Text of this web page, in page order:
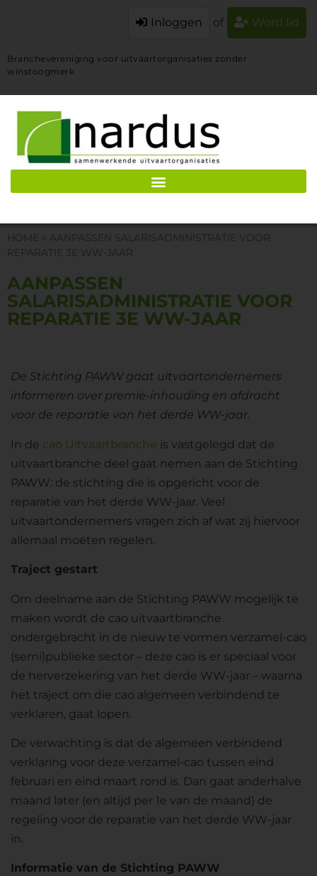
Branchevereniging voor uitvaartorganisaties zonder
winstoogmerk
Inloggen of Word lid
HOME
AANPASSEN SALARISADMINISTRATIE VOOR
REPARATIE 3E WW-JAAR
AANPASSEN
SALARISADMINISTRATIE VOOR
REPARATIE 3E WW-JAAR
De Stichting PAWW gaat uitvaartondernemers
informeren over premie-inhouding en afdracht
voor de reparatie van het derde WW-jaar.
In de cao Uitvaartbranche is vastgelegd dat de
uitvaartbranche deel gaat nemen aan de Stichting
PAWW: de stichting die is opgericht voor de
reparatie van het derde WW-jaar. Veel
uitvaartondernemers vragen zich af wat zij hiervoor
allemaal moeten regelen.
Traject gestart
Om deelname aan de Stichting PAWW mogelijk te
maken wordt de cao uitvaartbranche
ondergebracht in de nieuw te vormen verzamel-cao
(semi)publieke sector – deze cao is er speciaal voor
de herverzekering van het derde WW-jaar – waarna
het traject om die cao algemeen verbindend te
verklaren, gaat lopen.
De verwachting is dat de algemeen verbindend
verklaring voor deze verzamel-cao tussen eind
februari en eind maart rond is. Dan gaat anderhalve
maand later (en altijd per 1e van de maand) de
regeling voor de reparatie van het derde WW-jaar
in.
Informatie van de Stichting PAWW